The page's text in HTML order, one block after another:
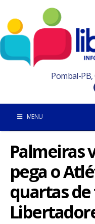
Pombal-
MENU
INÍCIO
POMBAL E REGIÃO
PARAÍBA
Palmeiras
pega o
quartas